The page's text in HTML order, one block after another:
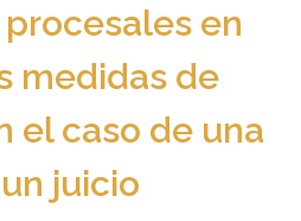
en
medidas de
el caso de una
juicio